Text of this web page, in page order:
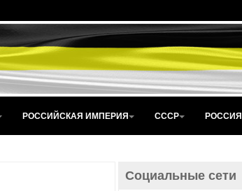
РОССИЙСКАЯ ИМПЕРИЯ СССР РОССИЯ
Социальные сети